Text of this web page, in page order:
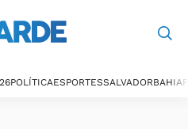
POLÍTICAESPORTESSALVADORBAHIA